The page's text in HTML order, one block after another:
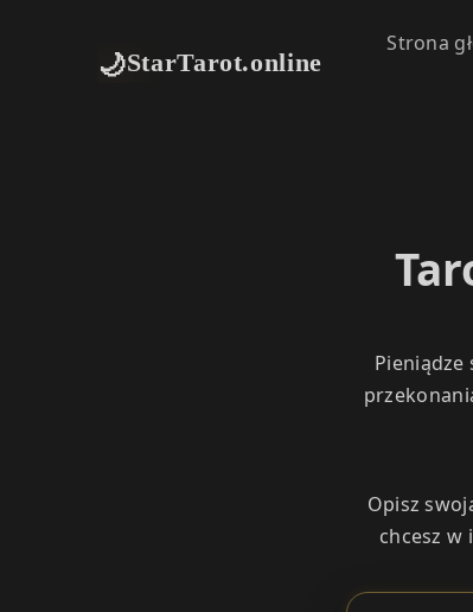
🌙StarTarot.online
Strona
Pieniądze
Opisz
chcesz w